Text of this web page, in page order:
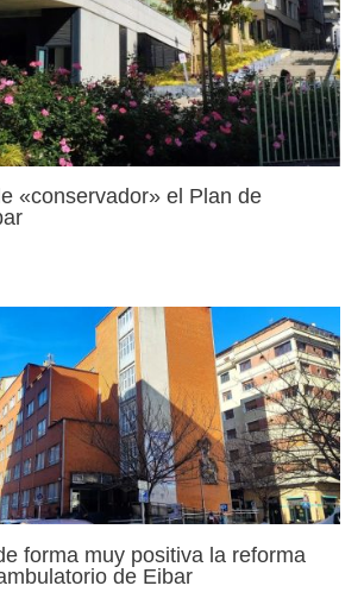
«conservador» el Plan de
forma muy positiva la reforma
de Eibar